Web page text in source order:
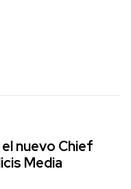
nuevo Chief
Media